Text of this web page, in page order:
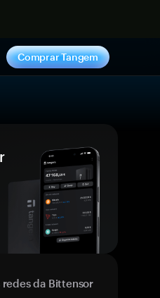
Comprar Tangem
da Bittensor